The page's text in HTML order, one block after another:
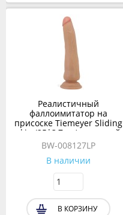
Реалистичный
фаллоимитатор на
присоске Tiemeyer Sliding
skin (25*3,7 см) телесный
BW-008127LP
В наличии
В КОРЗИНУ